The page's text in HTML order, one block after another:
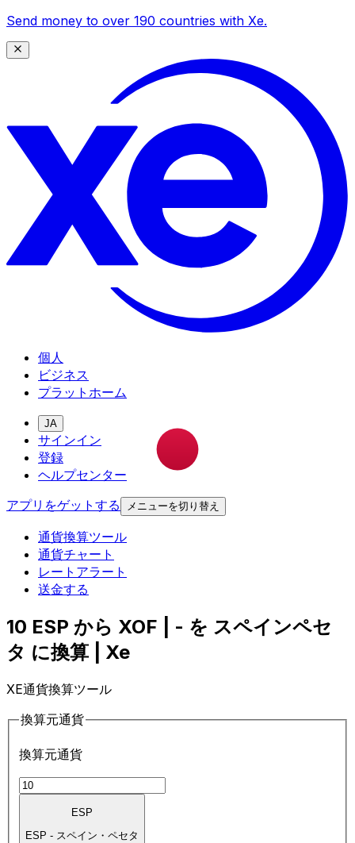
Send money to over 190 countries with Xe.
個人
ビジネス
プラットホーム
JA
サインイン
登録
ヘルプセンター
アプリをゲットする
メニューを切り替え
通貨換算ツール
通貨チャート
レートアラート
送金する
10 ESP から XOF | - を スペインペセ
タ に換算 | Xe
XE通貨換算ツール
換算元通貨
換算元通貨
ESP
ESP - スペイン・ペセタ